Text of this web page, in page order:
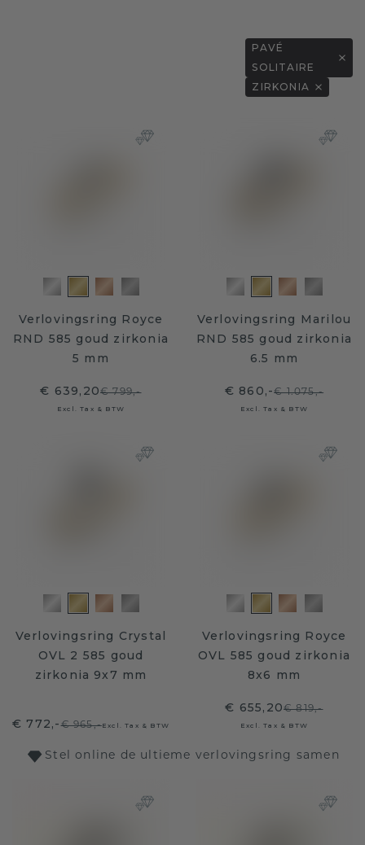
PAVÉ
SOLITAIRE
ZIRKONIA
Verlovingsring Royce
RND 585 goud zirkonia
5 mm
€ 639,20€ 799,-
Excl. Tax & BTW
Verlovingsring Marilou
RND 585 goud zirkonia
6.5 mm
€ 860,-€ 1.075,-
Excl. Tax & BTW
Verlovingsring Crystal
OVL 2 585 goud
zirkonia 9x7 mm
€ 772,-€ 965,-Excl. Tax & BTW
Verlovingsring Royce
OVL 585 goud zirkonia
8x6 mm
€ 655,20€ 819,-
Excl. Tax & BTW
Stel online de ultieme verlovingsring samen